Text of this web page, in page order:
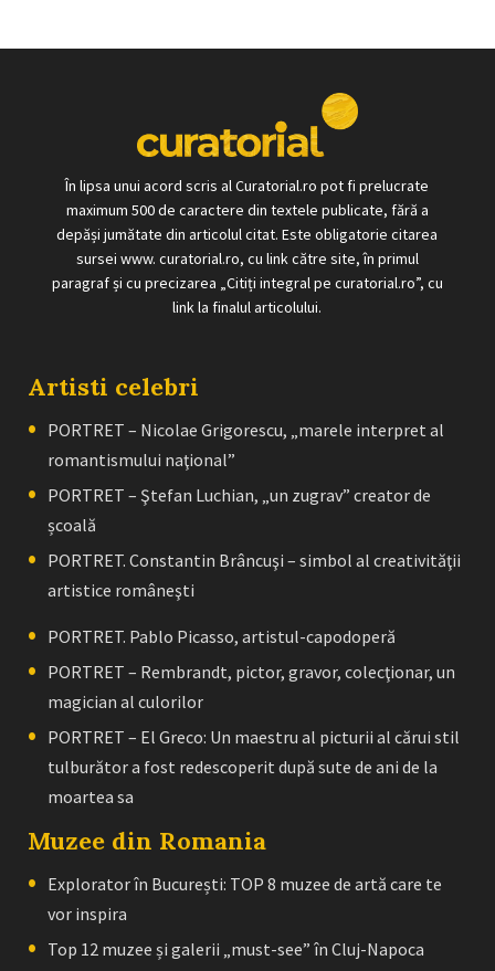
În lipsa unui acord scris al Curatorial.ro pot fi prelucrate
maximum 500 de caractere din textele publicate, fără a
depăși jumătate din articolul citat. Este obligatorie citarea
sursei www. curatorial.ro, cu link către site, în primul
paragraf și cu precizarea „Citiți integral pe curatorial.ro”, cu
link la finalul articolului.
Artisti celebri
PORTRET – Nicolae Grigorescu, „marele interpret al
romantismului naţional”
PORTRET – Ştefan Luchian, „un zugrav” creator de
școală
PORTRET. Constantin Brâncuşi – simbol al creativităţii
artistice româneşti
PORTRET. Pablo Picasso, artistul-capodoperă
PORTRET – Rembrandt, pictor, gravor, colecţionar, un
magician al culorilor
PORTRET – El Greco: Un maestru al picturii al cărui stil
tulburător a fost redescoperit după sute de ani de la
moartea sa
Muzee din Romania
Explorator în București: TOP 8 muzee de artă care te
vor inspira
Top 12 muzee și galerii „must-see” în Cluj-Napoca